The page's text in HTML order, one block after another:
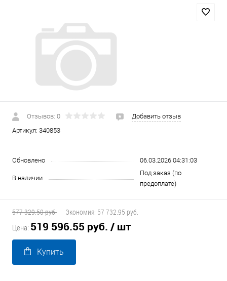
Отзывов: 0
Добавить отзыв
Артикул: 340853
Обновлено 06.03.2026 04:31:03
В наличии
Под заказ (по
предоплате)
577 329.50 руб. Экономия: 57 732.95 руб.
Цена: 519 596.55 руб. / шт
Купить